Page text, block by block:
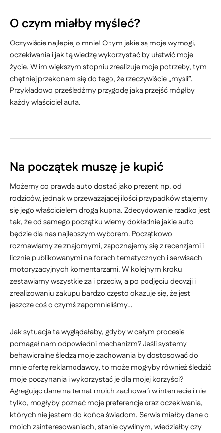
O czym miałby myśleć?
Oczywiście najlepiej o mnie! O tym jakie są moje wymogi,
oczekiwania i jak tą wiedzę wykorzystać by ułatwić moje
życie. W im większym stopniu zrealizuje moje potrzeby, tym
chętniej przekonam się do tego, że rzeczywiście „myśli”.
Przykładowo prześledźmy przygodę jaką przejść mógłby
każdy właściciel auta.
Na początek muszę je kupić
Możemy co prawda auto dostać jako prezent np. od
rodziców, jednak w przeważającej ilości przypadków stajemy
się jego właścicielem drogą kupna. Zdecydowanie rzadko jest
tak, że od samego początku wiemy dokładnie jakie auto
będzie dla nas najlepszym wyborem. Początkowo
rozmawiamy ze znajomymi, zapoznajemy się z recenzjami i
licznie publikowanymi na forach tematycznych i serwisach
motoryzacyjnych komentarzami. W kolejnym kroku
zestawiamy wszystkie za i przeciw, a po podjęciu decyzji i
zrealizowaniu zakupu bardzo często okazuje się, że jest
jeszcze coś o czymś zapomnieliśmy…
Jak sytuacja ta wyglądałaby, gdyby w całym procesie
pomagał nam odpowiedni mechanizm? Jeśli systemy
behawioralne śledzą moje zachowania by dostosować do
mnie ofertę reklamodawcy, to może mogłyby również śledzić
moje poczynania i wykorzystać je dla mojej korzyści?
Agregując dane na temat moich zachowań w internecie i nie
tylko, mogłyby poznać moje preferencje oraz oczekiwania,
których nie jestem do końca świadom. Serwis miałby dane o
moich zainteresowaniach, stanie cywilnym, wiedziałby czy